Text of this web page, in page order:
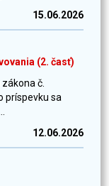
15.06.2026
(2. časť)
č.
príspevku sa
12.06.2026